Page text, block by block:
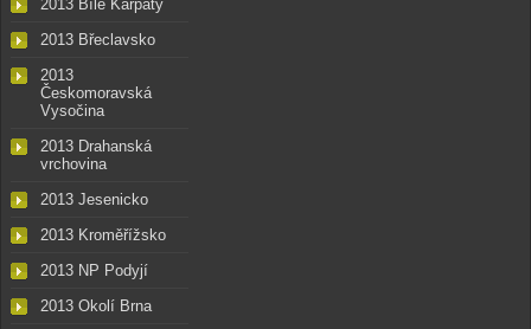
2013 Bílé Karpaty
2013 Břeclavsko
2013
Českomoravská
Vysočina
2013 Drahanská
vrchovina
2013 Jesenicko
2013 Kroměřížsko
2013 NP Podyjí
2013 Okolí Brna